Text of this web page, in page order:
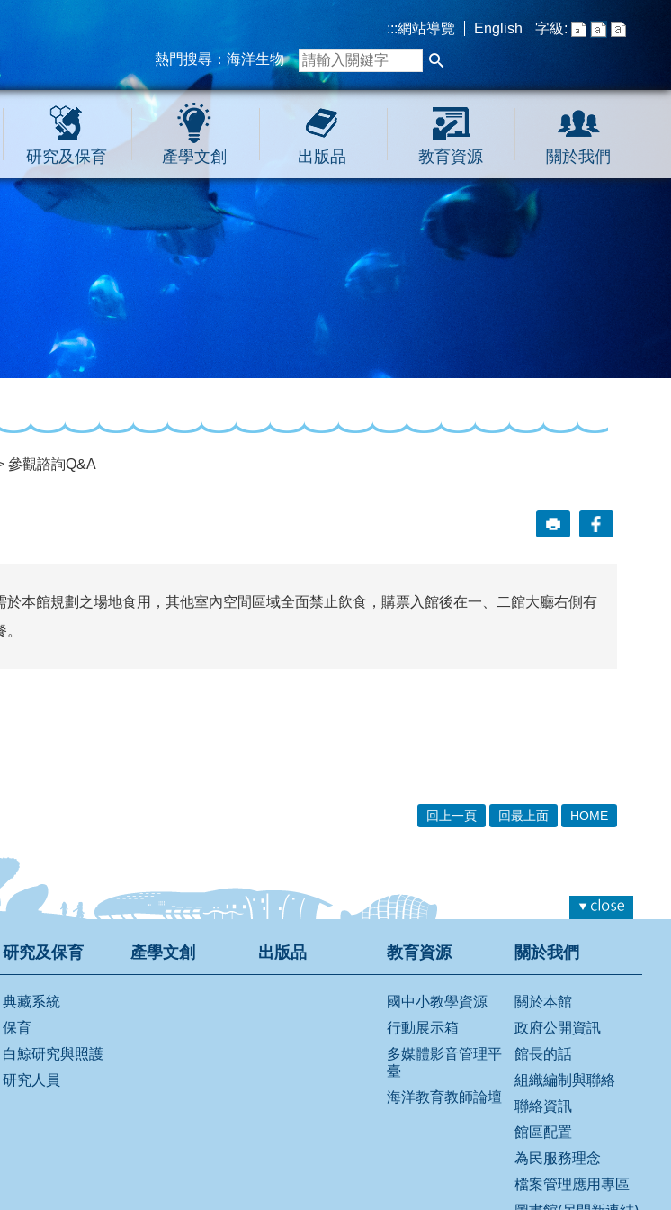
:::網站導覽 English
字級:
熱門搜尋： 海洋生物
研究及保育 產學文創 出版品 教育資源 關於我們
參觀諮詢Q&A
本館規劃之場地食用，其他室內空間區域全面禁止飲食，購票入館後在一、二館大廳右側有
回上一頁 回最上面 HOME
研究及保育
典藏系統
保育
白鯨研究與照護
研究人員
產學文創 出版品 教育資源
國中小教學資源
行動展示箱
多媒體影音管理平
臺
海洋教育教師論壇
關於我們
關於本館
政府公開資訊
館長的話
組織編制與聯絡
聯絡資訊
館區配置
為民服務理念
檔案管理應用專區